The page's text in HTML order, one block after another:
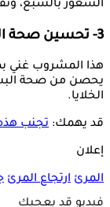
الشعور بالشبع،
3- تحسين صحة الشعر والبشرة
هذا المشروب غني
يحصن من صحة
الخلايا.
قد يهمك: تجنب هذه
إعلان
المرئ ارتجاع المرئ
فيديو قد يعجبك